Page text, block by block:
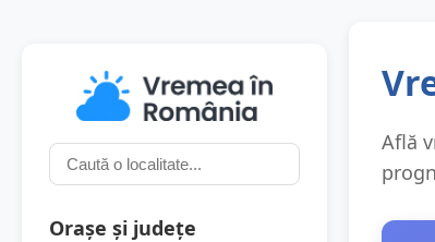
Orașe și județe
Află